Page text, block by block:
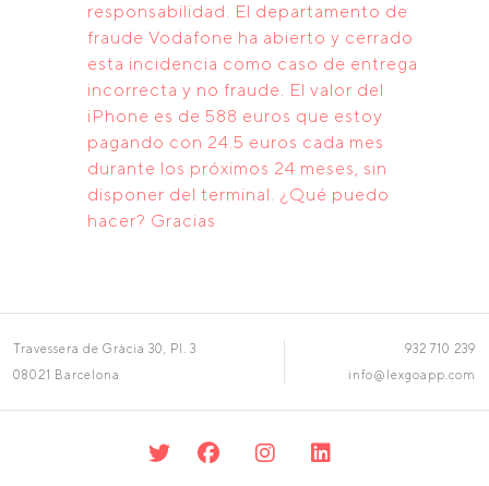
responsabilidad. El departamento de
fraude Vodafone ha abierto y cerrado
esta incidencia como caso de entrega
incorrecta y no fraude. El valor del
iPhone es de 588 euros que estoy
pagando con 24.5 euros cada mes
durante los próximos 24 meses, sin
disponer del terminal. ¿Qué puedo
hacer? Gracias
Travessera de Gràcia 30, Pl. 3
08021 Barcelona
932 710 239
info@lexgoapp.com